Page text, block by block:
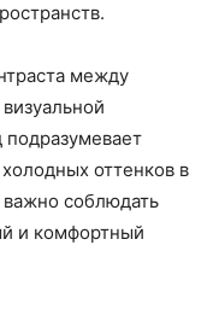
между
оттенков в
соблюдать
и комфортный